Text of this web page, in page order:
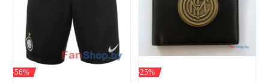
-56%
-25%